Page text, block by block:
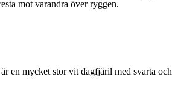
mot varandra över ryggen.
en mycket stor vit dagfjäril med svarta